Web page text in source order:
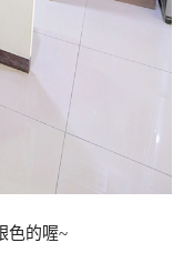
色的喔~